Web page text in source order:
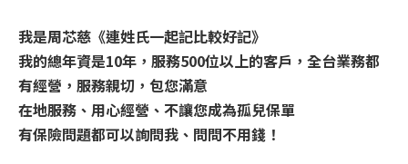
我是周芯慈《連姓氏一起記比較好記》
我的總年資是10年，服務500位以上的客戶，全台業務都
有經營，服務親切，包您滿意
在地服務、用心經營、不讓您成為孤兒保單
有保險問題都可以詢問我、問問不用錢！